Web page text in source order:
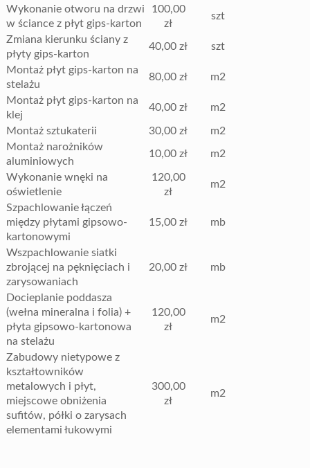
Wykonanie otworu na drzwi
w ściance z płyt gips-karton
100,00
zł
szt
Zmiana kierunku ściany z
płyty gips-karton
40,00 zł szt
Montaż płyt gips-karton na
stelażu
80,00 zł m2
Montaż płyt gips-karton na
klej
40,00 zł m2
Montaż sztukaterii 30,00 zł
m2
Montaż narożników
aluminiowych
10,00 zł m2
Wykonanie wnęki na
oświetlenie
120,00
zł
m2
Szpachlowanie łączeń
między płytami gipsowo-
kartonowymi
15,00 zł mb
Wszpachlowanie siatki
zbrojącej na pęknięciach i
zarysowaniach
20,00 zł mb
Docieplanie poddasza
(wełna mineralna i folia) +
płyta gipsowo-kartonowa
na stelażu
120,00
zł
m2
Zabudowy nietypowe z
kształtowników
metalowych i płyt,
miejscowe obniżenia
sufitów, półki o zarysach
elementami łukowymi
300,00
zł
m2